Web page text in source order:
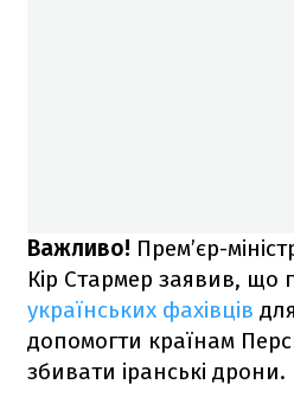
Важливо! Прем’єр-
Кір Стармер заявив, що
українських фахівців
допомогти країнам
збивати іранські дрони.